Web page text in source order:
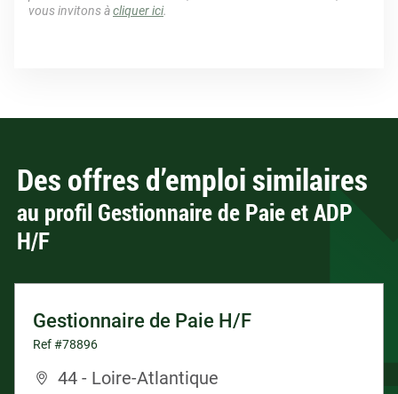
vous invitons àcliquer ici.
Des offres d’emploi similaires
au profil Gestionnaire de Paie et ADP
H/F
Gestionnaire de Paie H/F
Ref #78896
44 - Loire-Atlantique